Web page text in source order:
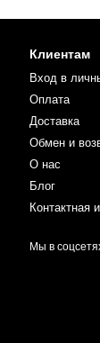
Клиентам
Вход в
Оплата
Доставка
Обмен и
О нас
Блог
Контактная
Мы в